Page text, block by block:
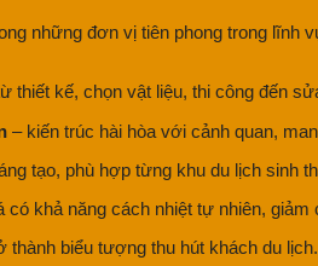
những đơn vị tiên phong trong lĩnh
thiết kế, chọn vật liệu, thi công đến
– kiến trúc hài hòa với cảnh quan,
tạo, phù hợp từng khu du lịch sinh
có khả năng cách nhiệt tự nhiên, giảm
thành biểu tượng thu hút khách du lịch.